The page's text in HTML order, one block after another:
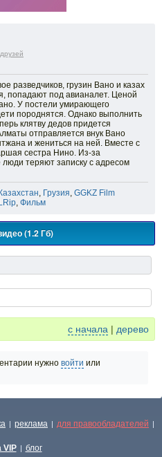
друзей
разведчиков, грузин Вано и казах
попадают под авианалет. Ценой
У постели умирающего
породнятся. Однако выполнить
клятву дедов придется
отправляется внук Вано
и жениться на ней. Вместе с
сестра Нино. Из-за
теряют записку с адресом
Грузия GGKZ Film
Фильм
(1.2 Гб)
с начала | дерево
нужно войти или
| реклама | для правообладателей |
VIP | блог